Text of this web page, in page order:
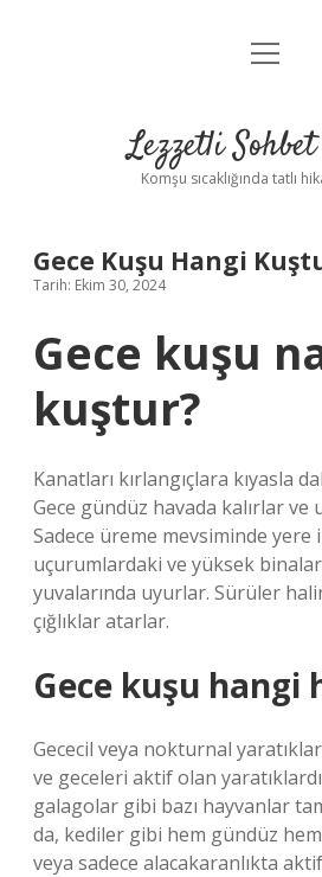
Anasayfa
Yasal Uyarı
menüyü
Lezzetli
Komşu sıcaklığında tatlı
Gece Kuşu Hangi
Tarih: Ekim 30, 2024
Gece kuşu
kuştur?
Kanatları kırlangıçlara kıyasla
Gece gündüz havada kalırlar ve
Sadece üreme mevsiminde yere
uçurumlardaki ve yüksek
yuvalarında uyurlar. Sürüler
çığlıklar atarlar.
Gece kuşu hangi
Gececil veya nokturnal
ve geceleri aktif olan
galagolar gibi bazı hayvanlar
da, kediler gibi hem gündüz
veya sadece alacakaranlıkta